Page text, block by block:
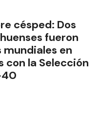
césped: Dos
fueron
en
con la Selección